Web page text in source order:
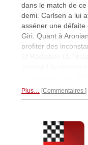
dans le match de
demi. Carlsen a lui
asséner une
Giri. Quant à
profiter des
Plus… Commentaires